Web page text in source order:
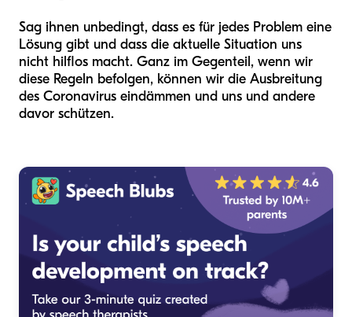
Sag ihnen unbedingt, dass es für jedes Problem eine
Lösung gibt und dass die aktuelle Situation uns
nicht hilflos macht. Ganz im Gegenteil, wenn wir
diese Regeln befolgen, können wir die Ausbreitung
des Coronavirus eindämmen und uns und andere
davor schützen.